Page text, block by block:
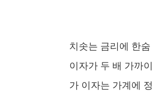
치솟는 금리에 한
이자가 두 배 가까
가 이자는 가계에